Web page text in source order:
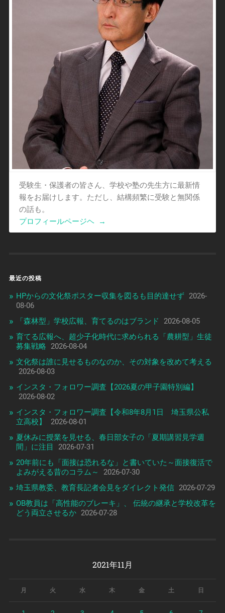
受験生・保護者の皆さん、学校や塾の先生方に最新情
報をお届けします。ただし、結構頻繁に受験と無関係
の話も。
プロフィールページヘ
→
最近の投稿
HPからの文化祭ポスター収集を図るも目的達せず 2026-
08-06
「森林型」学校広報、育てるのはブランド
2026-08-05
育てる広報へ、超少子化時代に求められる「農耕型」生徒
募集戦略
2026-08-04
文化祭は誰に見せるものなのか、その対象を改めて考える
2026-08-03
インスタ・フォロワー調査【2026夏の甲子園特別編】
2026-08-02
インスタ・フォロワー調査【令和8年8月1日 埼玉県公私
立高校】
2026-08-01
夏休みに授業を見せる、春日部女子の「夏期講習見学週
間」に注目
2026-07-31
20年前にも「面接は恐れるな」と書いていた～面接復活で
よみがえる昔のコラム～
2026-07-30
埼玉県教委、教育長記者会見をダイレクト発信 2026-07-29
OB教員は「高性能のブレーキ」、 伝統の継承と学校改革を
どう両立させるか 2026-07-28
2021年11月
月 火 水 木 金 土 日